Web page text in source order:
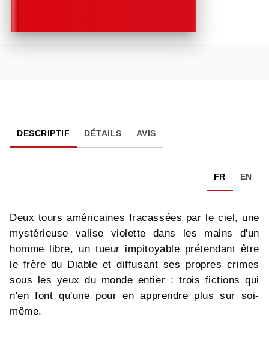
DESCRIPTIF DÉTAILS AVIS
FR EN
Deux tours américaines fracassées par le ciel, une
mystérieuse valise violette dans les mains d'un
homme libre, un tueur impitoyable prétendant être
le frère du Diable et diffusant ses propres crimes
sous les yeux du monde entier : trois fictions qui
n'en font qu'une pour en apprendre plus sur soi-
même.